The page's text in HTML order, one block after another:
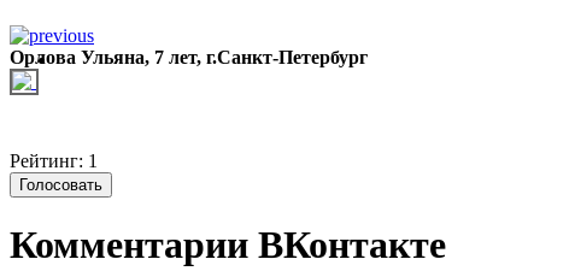
Орлова Ульяна, 7 лет, г.Санкт-Петербург
Рейтинг: 1
Комментарии ВКонтакте